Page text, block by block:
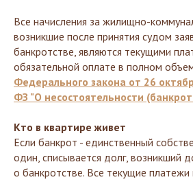
Все начисления за жилищно-
возникшие после принятия судом
банкротстве, являются текущими
обязательной оплате в полном
Федерального закона от 26
ФЗ "О несостоятельности
Кто в квартире живет
Если банкрот - единственный
один, списывается долг, возникший
о банкротстве. Все текущие